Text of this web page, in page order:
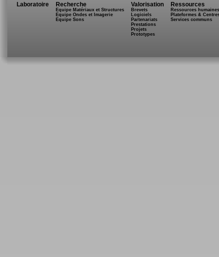
Laboratoire Recherche
Equipe Matériaux et Structures
Equipe Ondes et Imagerie
Equipe Sons
Valorisation
Brevets
Logiciels
Partenariats
Prestations
Projets
Prototypes
Ressources
Ressources humaines
Plateformes &
Services communs